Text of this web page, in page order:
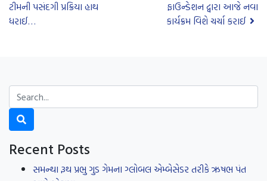
ટીમની પસંદગી પ્રક્રિયા હાથ
ધરાઈ…
ફાઉન્ડેશન દ્વારા આજે નવા
કાર્યક્રમ વિશે ચર્ચા કરાઈ
Recent Posts
સમન્થા રૂથ પ્રભુ ગુડ ગેમના ગ્લોબલ એમ્બેસેડર તરીકે ઋષભ પંત